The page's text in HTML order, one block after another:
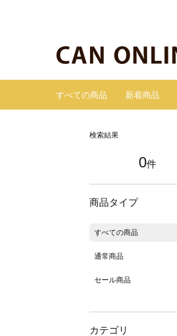
すべての商品 新着商品
検索結果
0件
商品タイプ
すべての商品
通常商品
セール商品
カテゴリ